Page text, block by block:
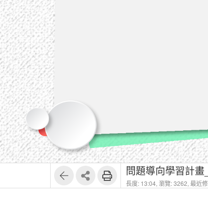
問題導向學習計
長度: 13:04, 瀏覽: 3262, 最近